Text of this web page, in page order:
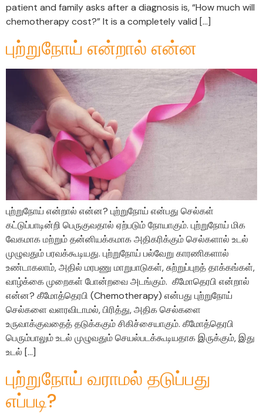
patient and family asks after a diagnosis is, “How much will
chemotherapy cost?” It is a completely valid […]
புற்றுநோய் என்றால் என்ன
புற்றுநோய் என்றால் என்ன? புற்றுநோய் என்பது செல்கள்
கட்டுப்பாடின்றி பெருகுவதால் ஏற்படும் நோயாகும். புற்றுநோய் மிக
வேகமாக மற்றும் தன்னியக்கமாக அதிகரிக்கும் செல்களால் உடல்
முழுவதும் பரவக்கூடியது. புற்றுநோய் பல்வேறு காரணிகளால்
உண்டாகலாம், அதில் மரபணு மாறுபாடுகள், சுற்றுப்புறத் தாக்கங்கள்,
வாழ்க்கை முறைகள் போன்றவை அடங்கும். கீமோதெரபி என்றால்
என்ன? கீமோத்தெரபி (Chemotherapy) என்பது புற்றுநோய்
செல்களை வளரவிடாமல், பிரித்து, அதிக செல்களை
உருவாக்குவதைத் தடுக்ககும் சிகிச்சையாகும். கீமோத்தெரபி
பெரும்பாலும் உடல் முழுவதும் செயல்படக்கூடியதாக இருக்கும், இது
உடல் […]
புற்றுநோய் வராமல் தடுப்பது
எப்படி?